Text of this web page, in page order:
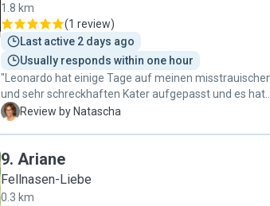
1.8 km
(1 review)
Last active 2 days ago
Usually responds within one hour
"Leonardo hat einige Tage auf meinen
und sehr schreckhaften Kater aufgepasst und es hat
alles sehr gut geklappt. Er war sehr verlässlich, präzise
vorgefunden bei meiner Rückkehr. Leonardo wird von
mir absolut ohne Bedenken weiterempfohlen!!!!!! "
N Review by Natascha
9. Ariane
Fellnasen-Liebe
0.3 km